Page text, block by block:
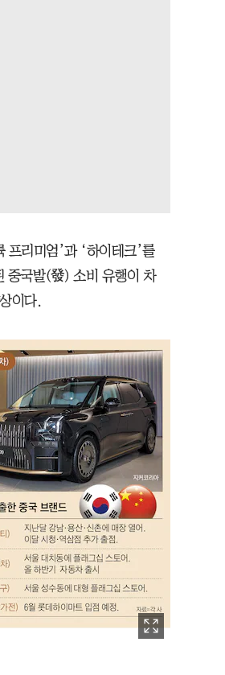
프리미엄’과 ‘하이테크’를
중국발(發) 소비 유행이 차
이다.